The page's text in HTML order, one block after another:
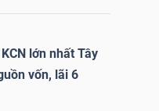
lớn nhất Tây
vốn, lãi 6